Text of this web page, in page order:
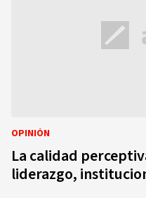
OPINIÓN
La calidad
liderazgo,